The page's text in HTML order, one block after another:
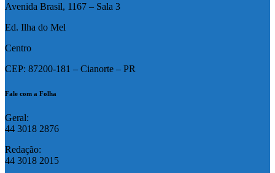
Avenida Brasil, 1167 – Sala 3
Ed. Ilha do Mel
Centro
CEP: 87200-181 – Cianorte – PR
Fale com a Folha
Geral:
44 3018 2876
Redação:
44 3018 2015